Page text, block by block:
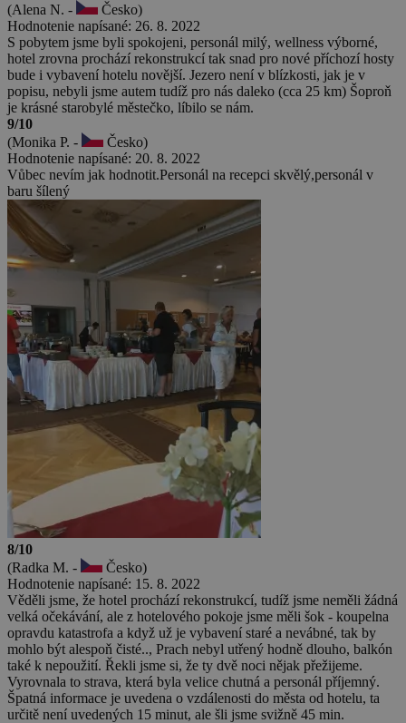
(Alena N. -
Česko)
Hodnotenie napísané: 26. 8. 2022
S pobytem jsme byli spokojeni, personál milý, wellness výborné,
hotel zrovna prochází rekonstrukcí tak snad pro nové příchozí hosty
bude i vybavení hotelu novější. Jezero není v blízkosti, jak je v
popisu, nebyli jsme autem tudíž pro nás daleko (cca 25 km) Šoproň
je krásné starobylé městečko, líbilo se nám.
9/10
(Monika P. -
Česko)
Hodnotenie napísané: 20. 8. 2022
Vůbec nevím jak hodnotit.Personál na recepci skvělý,personál v
baru šílený
8/10
(Radka M. -
Česko)
Hodnotenie napísané: 15. 8. 2022
Věděli jsme, že hotel prochází rekonstrukcí, tudíž jsme neměli žádná
velká očekávání, ale z hotelového pokoje jsme měli šok - koupelna
opravdu katastrofa a když už je vybavení staré a nevábné, tak by
mohlo být alespoň čisté.., Prach nebyl utřený hodně dlouho, balkón
také k nepoužití. Řekli jsme si, že ty dvě noci nějak přežijeme.
Vyrovnala to strava, která byla velice chutná a personál příjemný.
Špatná informace je uvedena o vzdálenosti do města od hotelu, ta
určitě není uvedených 15 minut, ale šli jsme svižně 45 min.